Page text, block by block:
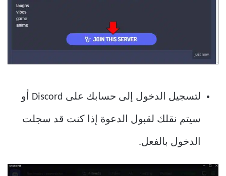
لتسجيل الدخول إلى حسابك على Discord أو
سيتم نقلك لقبول الدعوة إذا كنت قد سجلت
الدخول بالفعل.